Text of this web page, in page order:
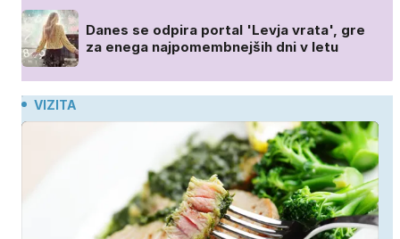
Danes se odpira portal 'Levja vrata', gre
za enega najpomembnejših dni v letu
VIZITA